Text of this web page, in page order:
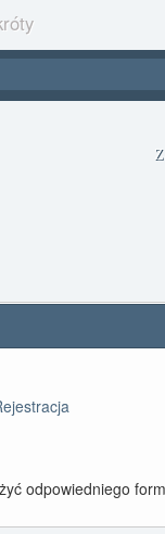
odpowiedniego